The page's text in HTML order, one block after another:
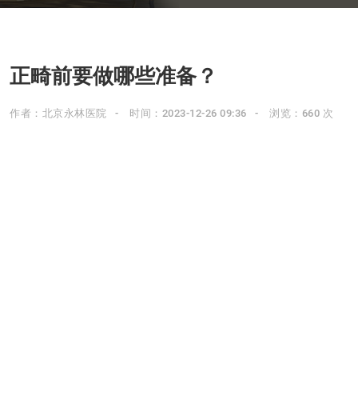
正畸前要做哪些准备？
作者：北京永林医院 时间：2023-12-26 09:36 浏览：660 次